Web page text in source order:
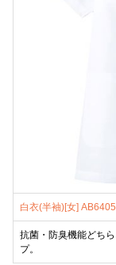
白衣(半袖)[女] AB6405
抗菌・防臭機能どち
プ。